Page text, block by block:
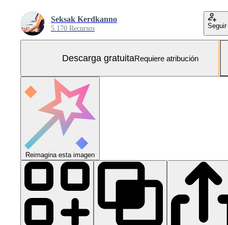
Seksak Kerdkanno
5.170 Recursos Seguir
Descarga gratuitaRequiere atribución
Reimagina esta imagen